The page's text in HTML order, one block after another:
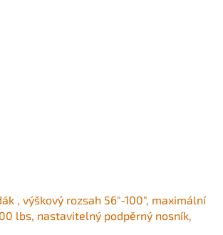
, výškový rozsah 56"-100", maximální
lbs, nastavitelný podpěrný nosník,